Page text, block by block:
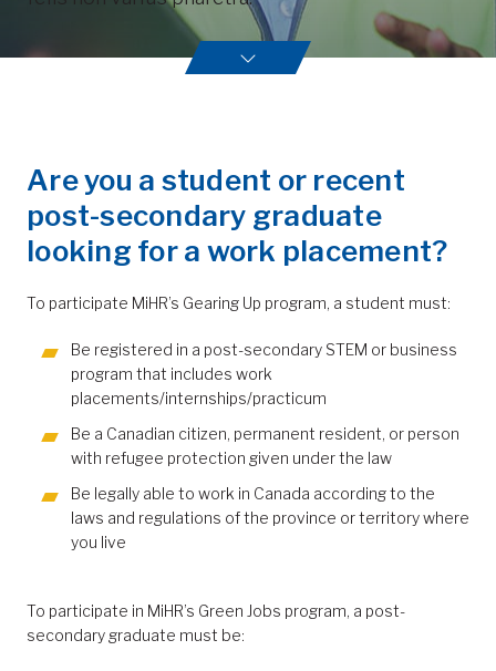
Are you a student or recent
post-secondary graduate
looking for a work placement?
To participate MiHR’s Gearing Up program, a student must:
Be registered in a post-secondary STEM or business
program that includes work
placements/internships/practicum
Be a Canadian citizen, permanent resident, or person
with refugee protection given under the law
Be legally able to work in Canada according to the
laws and regulations of the province or territory where
you live
To participate in MiHR’s Green Jobs program, a post-
secondary graduate must be: